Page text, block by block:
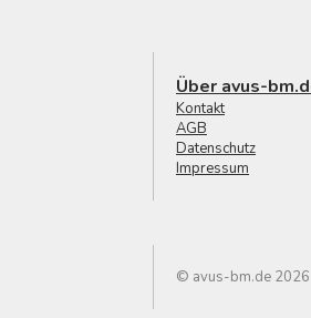
Über avus-
Kontakt
AGB
Datenschutz
Impressum
© avus-bm.de 2026